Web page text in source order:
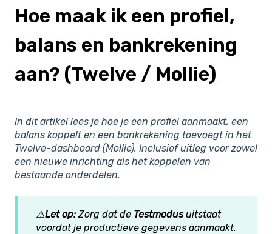
Hoe maak ik een profiel,
balans en bankrekening
aan? (Twelve / Mollie)
In dit artikel lees je hoe je een profiel aanmaakt, een
balans koppelt en een bankrekening toevoegt in het
Twelve-dashboard (Mollie). Inclusief uitleg voor zowel
een nieuwe inrichting als het koppelen van
bestaande onderdelen.
⚠️Let op:Zorg dat de Testmodusuitstaat
voordat je productieve gegevens aanmaakt.